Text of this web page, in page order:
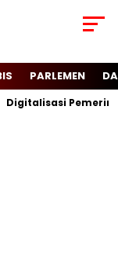
PARLEMEN
Digitalisasi